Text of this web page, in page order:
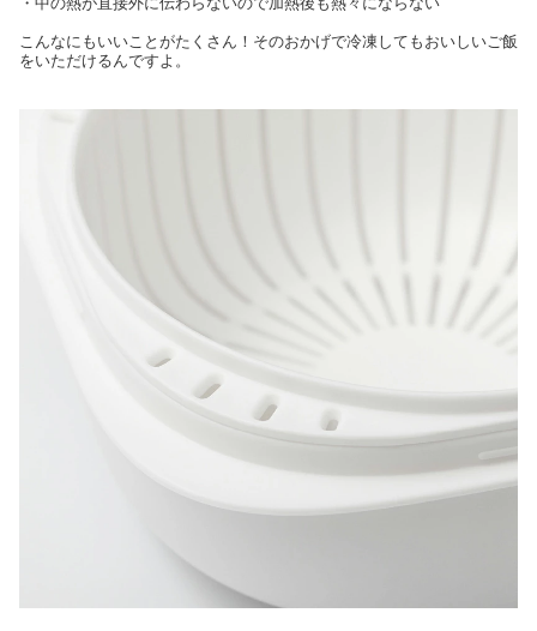
こんなにもいいことがたくさん！そのおかげで冷凍してもおいしいご飯
をいただけるんですよ。